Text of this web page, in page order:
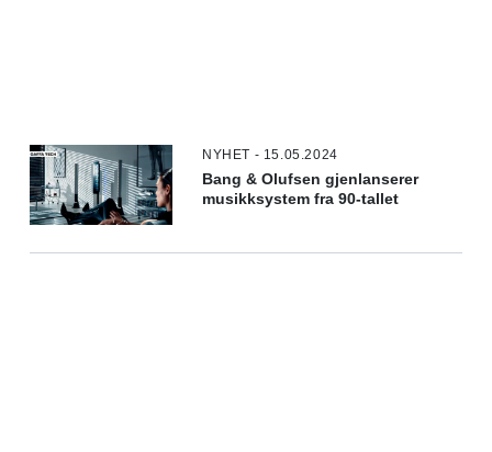
NYHET - 15.05.2024
Bang & Olufsen gjenlanserer
musikksystem fra 90-tallet